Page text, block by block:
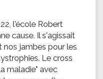
l'école Robert
cause. Il s'agissait
jambes pour les
Le cross
maladie" avec